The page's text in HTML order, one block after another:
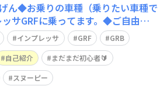
ん◆お乗りの車種（乗りたい車種で
サGRFに乗ってます。◆ご自由に
じめまして。名古屋生まれ、札幌育
好きのげんげんです。昨年、私は
許取れました。​憧れのクルマが昔か
えてやるんだとい
インプレッサ GRF
GRB
自己紹介
まだまだ初心者🔰
スヌーピー